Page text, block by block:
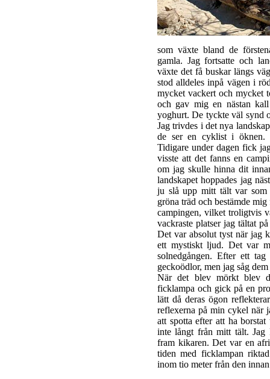
som växte bland de
gamla. Jag fortsatte och
växte det få buskar längs
stod alldeles inpå vägen i
mycket vackert och mycket
och gav mig en nästan
yoghurt. De tyckte väl synd
Jag trivdes i det nya
de ser en cyklist i
Tidigare under dagen fick
visste att det fanns en
om jag skulle hinna dit
landskapet hoppades jag
ju slå upp mitt tält var som
gröna träd och bestämde
campingen, vilket troligtvis
vackraste platser jag tältat
Det var absolut tyst när jag
ett mystiskt ljud. Det var
solnedgången. Efter ett
geckoödlor, men jag såg
När det blev mörkt blev
ficklampa och gick på en
lätt då deras ögon
reflexerna på min cykel när
att spotta efter att ha
inte långt från mitt tält. Jag
fram kikaren. Det var en
tiden med ficklampan
inom tio meter från den